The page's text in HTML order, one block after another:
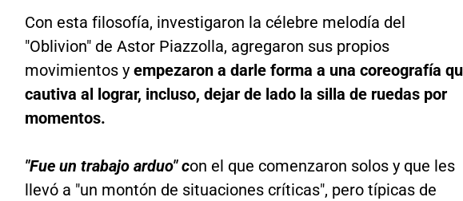
Con esta filosofía, investigaron la célebre melodía del
"Oblivion" de Astor Piazzolla, agregaron sus propios
movimientos yempezaron a darle forma a una coreografía
cautiva al lograr, incluso, dejar de lado la silla de ruedas por
momentos.
"Fue un trabajo arduo" con el que comenzaron solos y que les
llevó a "un montón de situaciones críticas", pero típicas de